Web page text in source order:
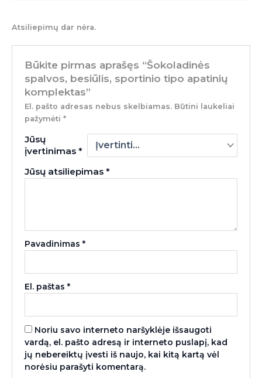
Atsiliepimų dar nėra.
Būkite pirmas aprašęs “Šokoladinės
spalvos, besiūlis, sportinio tipo apatinių
komplektas”
El. pašto adresas nebus skelbiamas. Būtini laukeliai
pažymėti*
Jūsų
įvertinimas*
Jūsų atsiliepimas*
Pavadinimas*
El. paštas*
Noriu savo interneto naršyklėje išsaugoti
vardą, el. pašto adresą ir interneto puslapį, kad
jų nebereiktų įvesti iš naujo, kai kitą kartą vėl
norėsiu parašyti komentarą.